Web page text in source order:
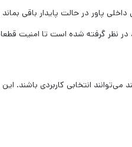
پاور در حالت پایدار باقی
در نظر گرفته شده است تا امنیت
انتخابی کاربردی باشند.